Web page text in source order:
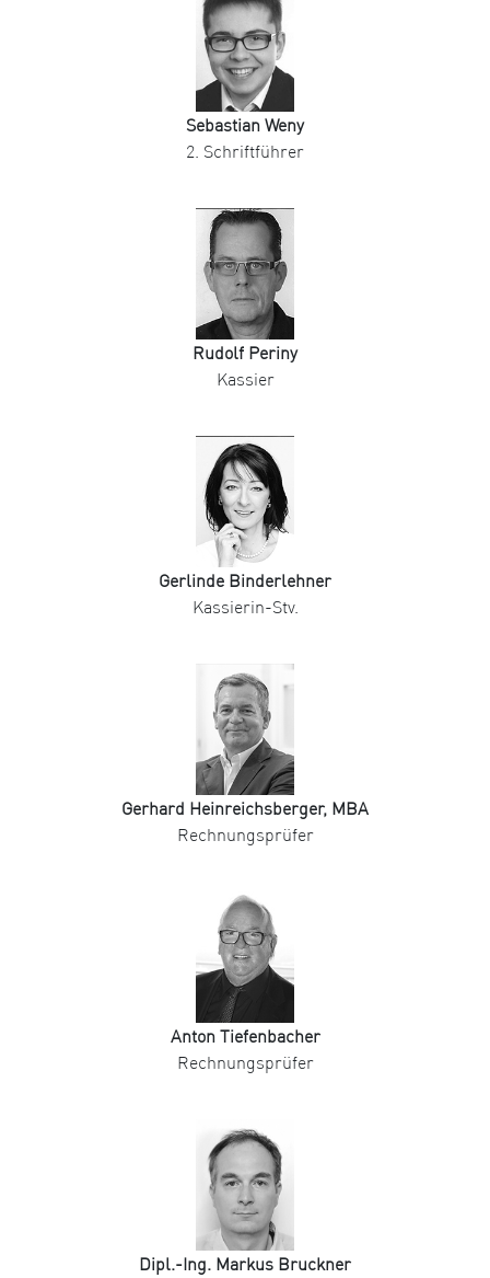
Sebastian Weny
2. Schriftführer
Rudolf Periny
Kassier
Gerlinde Binderlehner
Kassierin-Stv.
Gerhard Heinreichsberger, MBA
Rechnungsprüfer
Anton Tiefenbacher
Rechnungsprüfer
Dipl.-Ing. Markus Bruckner